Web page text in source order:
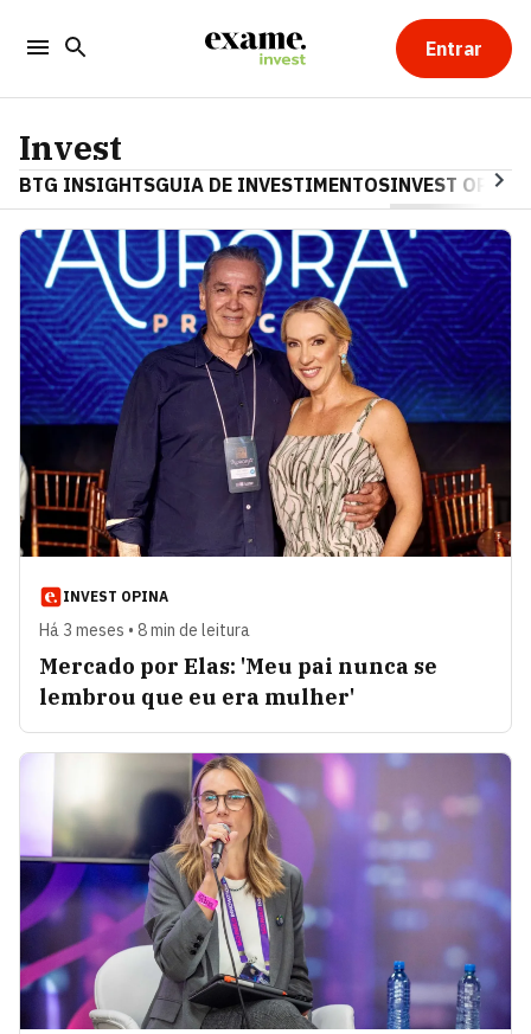
Entrar
Invest
BTG INSIGHTSGUIA DE INVESTIMENTOSINVEST OPINA
INVEST OPINA
Há 3 meses • 8 min de leitura
Mercado por Elas: 'Meu pai nunca se
lembrou que eu era mulher'